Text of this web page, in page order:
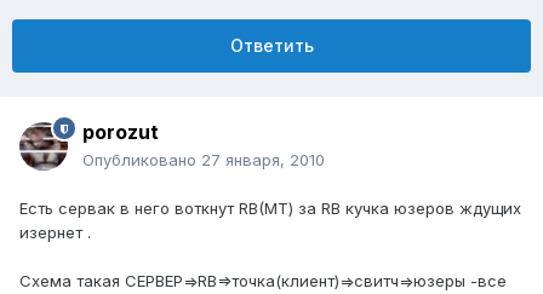
Ответить
porozut
Опубликовано 27 января, 2010
Есть сервак в него воткнут RB(МТ) за RB кучка юзеров ждущих
изернет .
Схема такая CЕРВЕР=>RB=>точка(клиент)=>свитч=>юзеры -все